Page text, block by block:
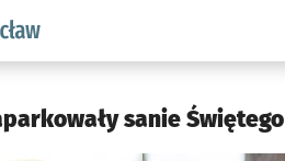
Środowisko we
sanie